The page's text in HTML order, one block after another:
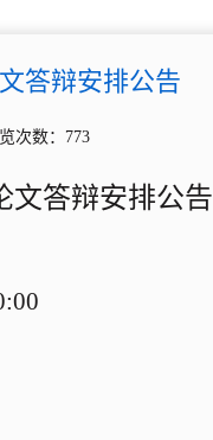
答辩安排公告
次数： 773
文答辩安排公告